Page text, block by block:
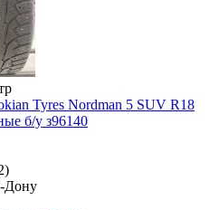
Tyres Nordman 5 SUV R18
б/у з96140
Дону